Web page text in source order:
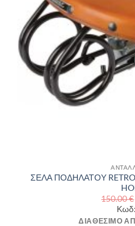
ΣΕΛΑ ΠΟΔΗΛΑΤΟΥ RETRO
150.00€
ΔΙΑΘΈΣΙΜΟ